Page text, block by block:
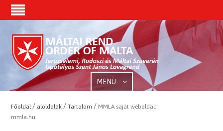
MENU
Főoldal / aloldalak /Tartalom / MMLA saját weboldal:
mmla.hu